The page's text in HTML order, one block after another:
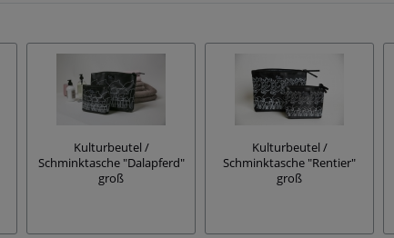
Kulturbeutel /
Schminktasche "Dalapferd"
groß
Kulturbeutel /
Schminktasche "Rentier"
groß